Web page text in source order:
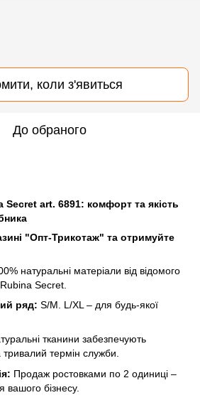
коли з'явиться
До обраного
Secret art. 6891: комфорт та якість
"Опт-Трикотаж" та отримуйте
натуральні матеріали від відомого
Secret.
ряд: S/M. L/XL – для будь-якої
тканини забезпечують
термін служби.
Продаж ростовками по 2 одиниці –
вашого бізнесу.